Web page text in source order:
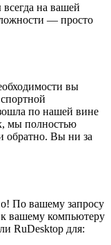
на вашей
— просто
вы
по нашей вине
мы полностью
обратно. Вы ни за
По вашему запросу
вашему компьютеру
RuDesktop для: